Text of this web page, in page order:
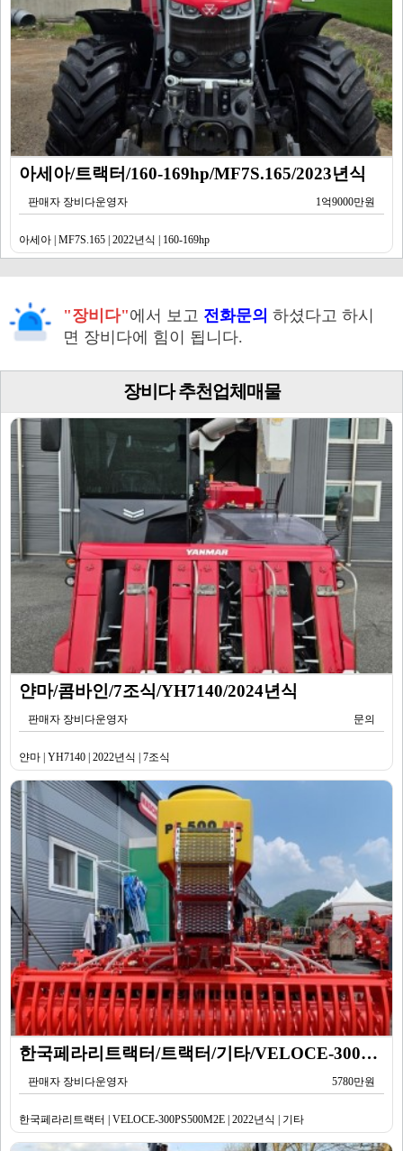
아세아/트랙터/160-169hp/MF7S.165/2023년식
판매자 장비다운영자 1억9000만원
아세아 | MF7S.165 | 2022년식 | 160-169hp
"장비다"에서 보고 전화문의 하셨다고 하시
면 장비다에 힘이 됩니다.
장비다 추천업체매물
얀마/콤바인/7조식/YH7140/2024년식
판매자 장비다운영자 문의
얀마 | YH7140 | 2022년식 | 7조식
한국페라리트랙터/트랙터/기타/VELOCE-300PS500M2E/2022년식
판매자 장비다운영자 5780만원
한국페라리트랙터 | VELOCE-300PS500M2E | 2022년식 | 기타